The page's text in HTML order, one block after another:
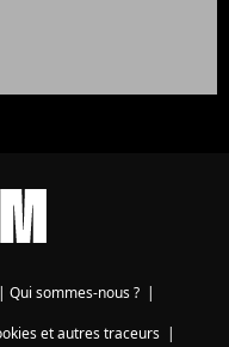
| Qui sommes-nous ? |
et autres traceurs|